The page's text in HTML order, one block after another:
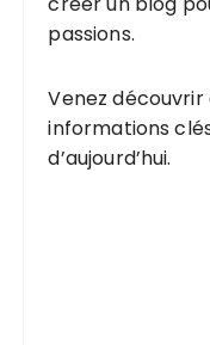
passions.
Venez
informations
d’aujourd’hui.